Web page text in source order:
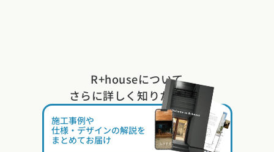
R+houseについて
さらに詳しく知りたい方は
施工事例や
仕様・デザインの解説を
まとめてお届け